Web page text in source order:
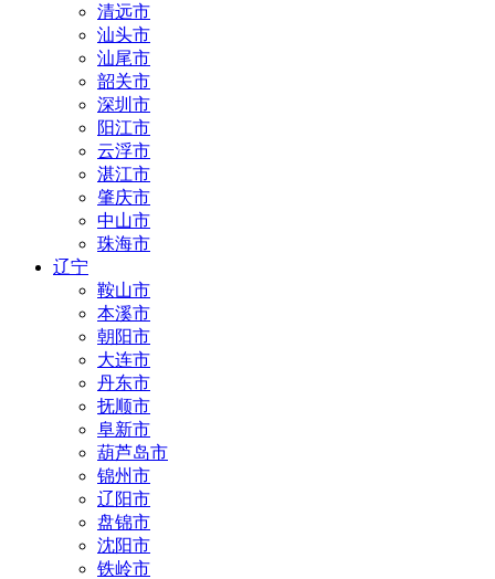
清远市
汕头市
汕尾市
韶关市
深圳市
阳江市
云浮市
湛江市
肇庆市
中山市
珠海市
辽宁
鞍山市
本溪市
朝阳市
大连市
丹东市
抚顺市
阜新市
葫芦岛市
锦州市
辽阳市
盘锦市
沈阳市
铁岭市